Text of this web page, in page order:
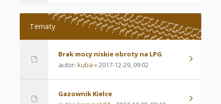
Tematy
Brak mocy niskie obroty na LPG
autor: kuba » 2017-12-29, 09:02
Gazownik Kielce